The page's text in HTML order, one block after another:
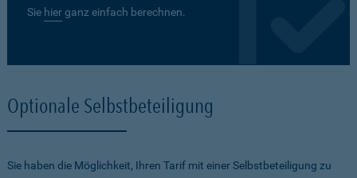
Sie hierganz einfach berechnen.
Optionale Selbstbeteiligung
Sie haben die Möglichkeit, Ihren Tarif mit einer Selbstbeteiligung zu